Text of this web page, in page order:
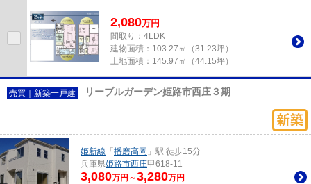
2,080万円
間取り：4LDK
建物面積： 103.27㎡（31.23坪）
土地面積： 145.97㎡（44.15坪）
売買｜新築一戸建 リーブルガーデン姫路市西庄３期
姫新線 「 播磨高岡 」駅 徒歩15分
兵庫県姫路市西庄甲618-11
3,080万円～3,280万円